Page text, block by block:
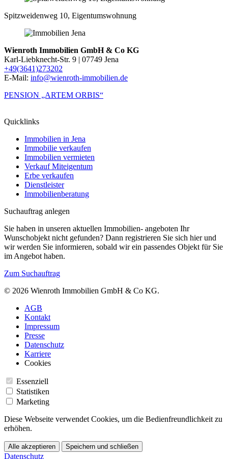
Spitzweidenweg 10, Eigentumswohnung
Wienroth Immobilien GmbH & Co KG
Karl-Liebknecht-Str. 9 | 07749 Jena
+49(3641)273202
E-Mail: info@wienroth-immobilien.de
PENSION „ARTEM ORBIS“
Quicklinks
Immobilien in Jena
Immobilie verkaufen
Immobilien vermieten
Verkauf Miteigentum
Erbe verkaufen
Dienstleister
Immobilienberatung
Suchauftrag anlegen
Sie haben in unseren aktuellen Immobilien- angeboten Ihr
Wunschobjekt nicht gefunden? Dann registrieren Sie sich hier und
wir werden Sie informieren, sobald wir ein passendes Objekt für Sie
im Angebot haben.
Zum Suchauftrag
© 2026 Wienroth Immobilien GmbH & Co KG.
AGB
Kontakt
Impressum
Presse
Datenschutz
Karriere
Cookies
Essenziell
Statistiken
Marketing
Diese Webseite verwendet Cookies, um die Bedienfreundlichkeit zu
erhöhen.
Alle akzeptieren Speichern und schließen
Datenschutz